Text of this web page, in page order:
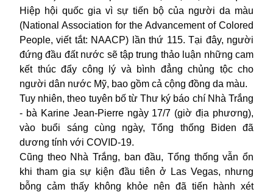
Hiệp hội quốc gia vì sự tiến bộ của người da màu
(National Association for the Advancement of Colored
People, viết tắt: NAACP) lần thứ 115. Tại đây, người
đứng đầu đất nước sẽ tập trung thảo luận những cam
kết thúc đẩy công lý và bình đẳng chủng tộc cho
người dân nước Mỹ, bao gồm cả cộng đồng da màu.
Tuy nhiên, theo tuyên bố từ Thư ký báo chí Nhà Trắng
- bà Karine Jean-Pierre ngày 17/7 (giờ địa phương),
vào buổi sáng cùng ngày, Tổng thống Biden đã
dương tính với COVID-19.
Cũng theo Nhà Trắng, ban đầu, Tổng thống vẫn ổn
khi tham gia sự kiện đầu tiên ở Las Vegas, nhưng
bỗng cảm thấy không khỏe nên đã tiến hành xét